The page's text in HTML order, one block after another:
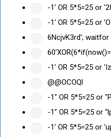
-1' OR 5*5=25 or
-1' OR 5*5=25 or
6NcjvK3rd'; waitfor
-1' OR 5*5=25 or
@@OCOQl
-1" OR 5*5=25 or
-1" OR 5*5=25 or
-1' OR 5*5=25 or